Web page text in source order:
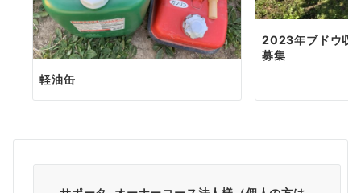
軽油缶
2023年ブドウ収
募集